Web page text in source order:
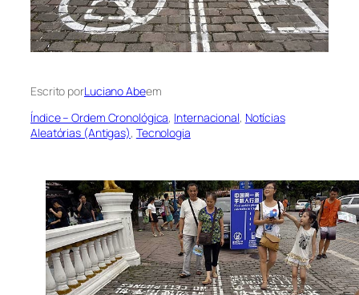
Escrito porLuciano Abeem
Índice – Ordem Cronológica, Internacional, Notícias
Aleatórias (Antigas), Tecnologia